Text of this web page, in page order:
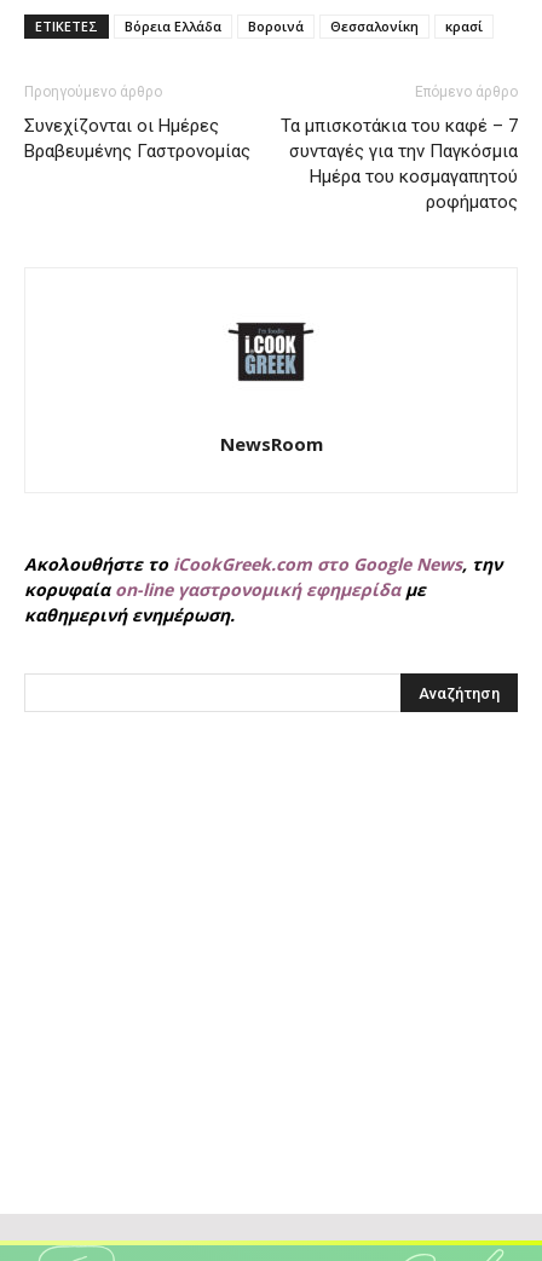
ΕΤΙΚΕΤΕΣ Βόρεια Ελλάδα Βοροινά Θεσσαλονίκη κρασί
Προηγούμενο άρθρο
Συνεχίζονται οι Ημέρες
Βραβευμένης Γαστρονομίας
Επόμενο άρθρο
Τα μπισκοτάκια του καφέ – 7
συνταγές για την Παγκόσμια
Ημέρα του κοσμαγαπητού
ροφήματος
NewsRoom
Ακολουθήστε το iCookGreek.com στο Google News, την
κορυφαία on-line γαστρονομική εφημερίδαμε
καθημερινή ενημέρωση.